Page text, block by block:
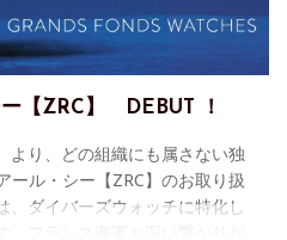
【ZRC】 DEBUT ！
より、どの組織にも属さない独
ール・シー【ZRC】のお取り扱
、ダイバーズウォッチに特化し